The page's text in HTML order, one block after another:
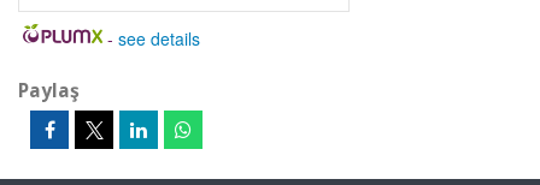
- see details
Paylaş